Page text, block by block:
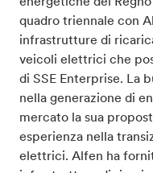
quadro triennale con
infrastrutture di
veicoli elettrici che
di SSE Enterprise. La
nella generazione di
mercato la sua
esperienza nella
elettrici. Alfen ha